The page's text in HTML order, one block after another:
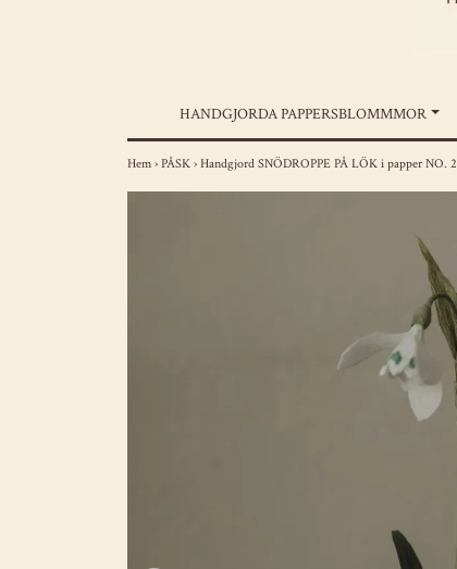
HANDGJORDA PAPPERSBLOMMMOR
Hem › PÅSK › Handgjord SNÖDROPPE PÅ LÖK i papper NO. 2